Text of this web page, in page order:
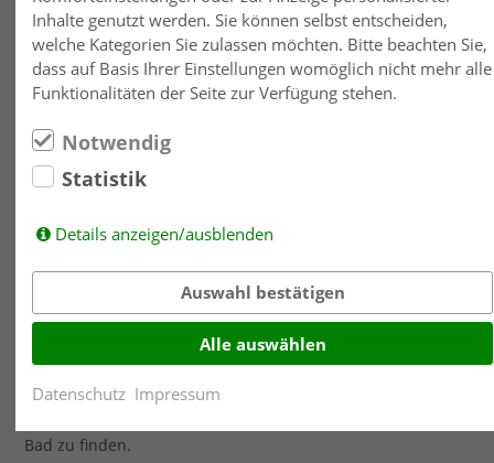
MEHR ERFAHREN
Nutzen Sie unseren Reinigungskompass. Er hilft Ihnen
Bad zu finden.
Inhalte genutzt werden. Sie können selbst entscheiden,
welche Kategorien Sie zulassen möchten. Bitte beachten Sie,
dass auf Basis Ihrer Einstellungen womöglich nicht mehr alle
Funktionalitäten der Seite zur Verfügung stehen.
Notwendig
Statistik
Details anzeigen/ausblenden
Auswahl bestätigen
Alle auswählen
Datenschutz Impressum